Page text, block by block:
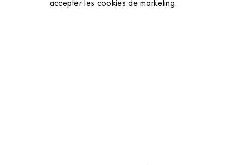
3.6 (181 avis)
accepter les cookies de marketing.